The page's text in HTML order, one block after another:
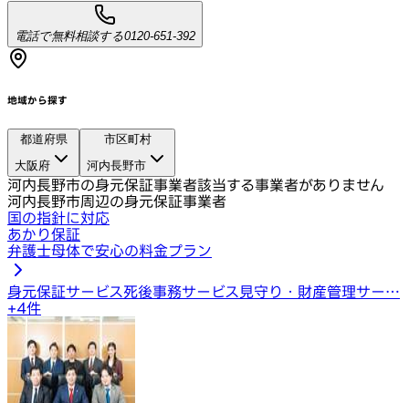
電話で無料相談する0120-651-392
地域から探す
都道府県
大阪府
市区町村
河内長野市
河内長野市の身元保証事業者該当する事業者がありません
河内長野市周辺の身元保証事業者
国の指針に対応
あかり保証
弁護士母体で安心の料金プラン
身元保証サービス死後事務サービス見守り・財産管理サー…
+4件